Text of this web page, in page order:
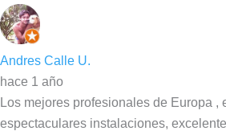
Andres Calle U.
hace 1 año
Los mejores profesionales de Europa ,
espectaculares instalaciones,